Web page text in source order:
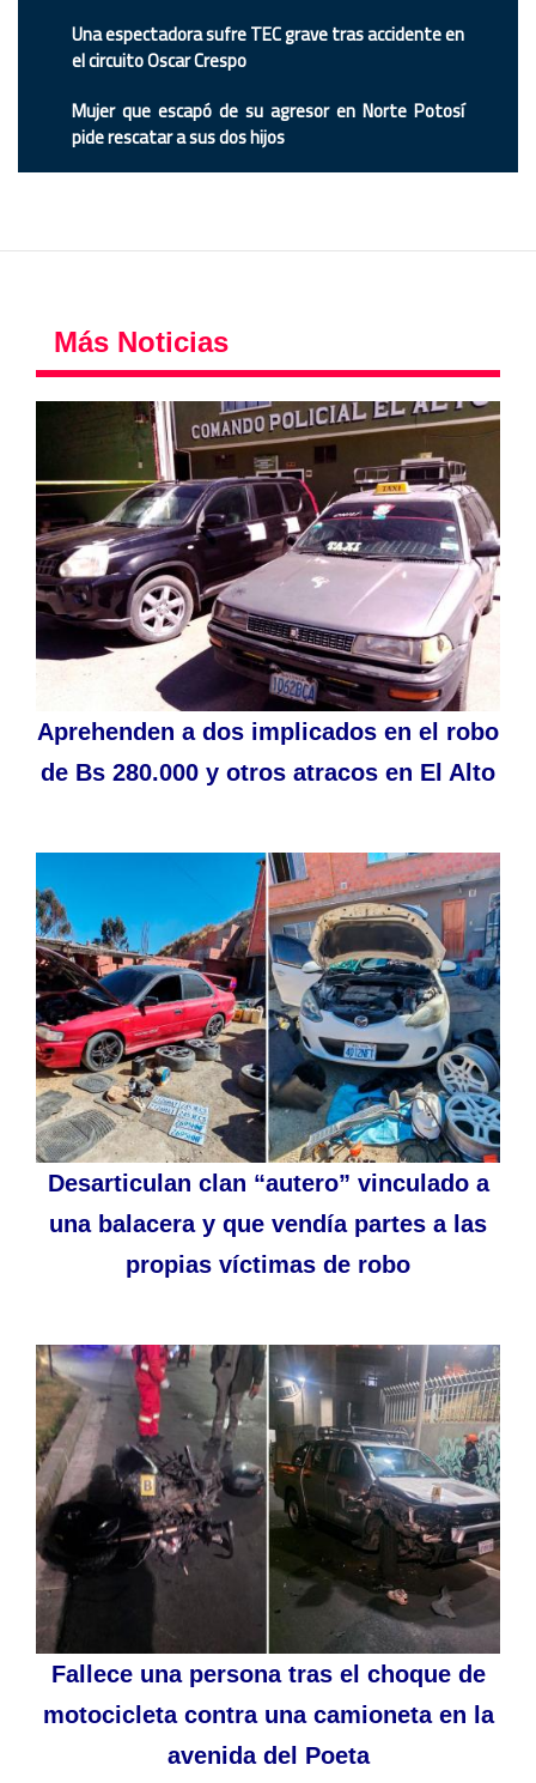
Una espectadora sufre TEC grave tras accidente en
el circuito Oscar Crespo
Mujer que escapó de su agresor en Norte Potosí
pide rescatar a sus dos hijos
Más Noticias
Aprehenden a dos implicados en el robo
de Bs 280.000 y otros atracos en El Alto
Desarticulan clan “autero” vinculado a
una balacera y que vendía partes a las
propias víctimas de robo
Fallece una persona tras el choque de
motocicleta contra una camioneta en la
avenida del Poeta